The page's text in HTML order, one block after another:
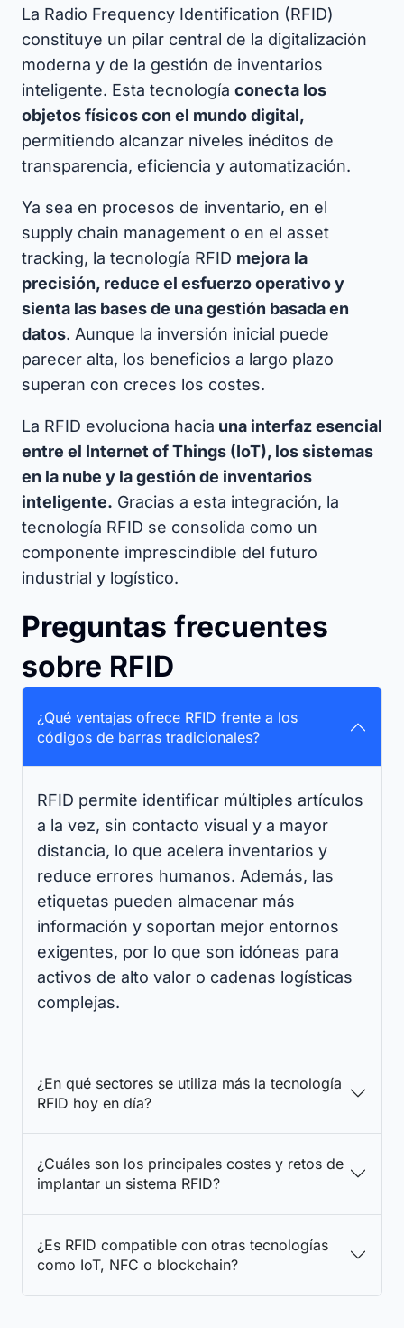
La Radio Frequency Identification (RFID)
constituye un pilar central de la digitalización
moderna y de la gestión de inventarios
inteligente. Esta tecnología conecta los
objetos físicos con el mundo digital,
permitiendo alcanzar niveles inéditos de
transparencia, eficiencia y automatización.
Ya sea en procesos de inventario, en el
supply chain management o en el asset
tracking, la tecnología RFID mejora la
precisión, reduce el esfuerzo operativo y
sienta las bases de una gestión basada en
datos. Aunque la inversión inicial puede
parecer alta, los beneficios a largo plazo
superan con creces los costes.
La RFID evoluciona hacia una interfaz esencial
entre el Internet of Things (IoT), los sistemas
en la nube y la gestión de inventarios
inteligente. Gracias a esta integración, la
tecnología RFID se consolida como un
componente imprescindible del futuro
industrial y logístico.
Preguntas frecuentes
sobre RFID
¿Qué ventajas ofrece RFID frente a los
códigos de barras tradicionales?
RFID permite identificar múltiples artículos
a la vez, sin contacto visual y a mayor
distancia, lo que acelera inventarios y
reduce errores humanos. Además, las
etiquetas pueden almacenar más
información y soportan mejor entornos
exigentes, por lo que son idóneas para
activos de alto valor o cadenas logísticas
complejas.
¿En qué sectores se utiliza más la tecnología
RFID hoy en día?
¿Cuáles son los principales costes y retos de
implantar un sistema RFID?
¿Es RFID compatible con otras tecnologías
como IoT, NFC o blockchain?